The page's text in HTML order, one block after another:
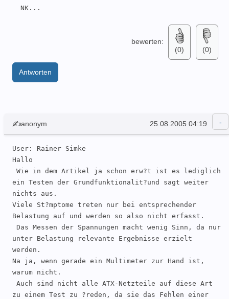
  NK...
bewerten:
(0)
(0)
Antworten
✍anonym 25.08.2005 04:19
User: Rainer Simke
Hallo
ein Testen der Grundfunktionalit?und sagt weiter
nichts aus.
Viele St?mptome treten nur bei entsprechender
Belastung auf und werden so also nicht erfasst.
unter Belastung relevante Ergebnisse erzielt
werden.
Na ja, wenn gerade ein Multimeter zur Hand ist,
warum nicht.
zu einem Test zu ?reden, da sie das Fehlen einer